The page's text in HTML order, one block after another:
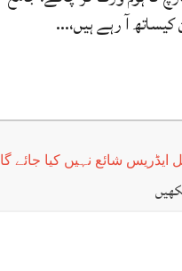
کیساتھ آ رہے ہیں،…
ایڈریس شائع نہیں کیا جائے گا